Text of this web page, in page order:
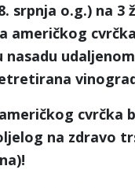
srpnja o.g.) na
američkog
nasadu
cvrčka
na zdravo